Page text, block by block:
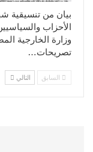
بيان من تنسيقية
الأحزاب
وزارة الخارجية
تصريحات…
السابق التالي